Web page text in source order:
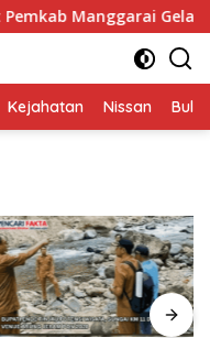
Manggarai Gelar
Kejahatan Nissan